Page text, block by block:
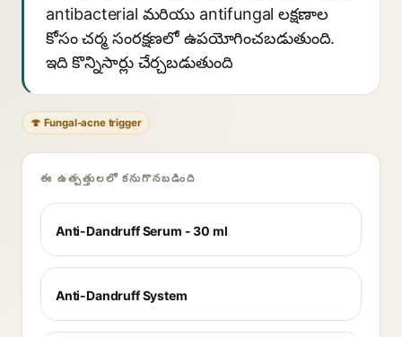
antibacterial మరియు antifungal లక్షణాల
కోసం చర్మ సంరక్షణలో ఉపయోగించబడుతుంది.
ఇది కొన్నిసార్లు చేర్చబడుతుంది
🍄 Fungal-acne trigger
ఈ ఉత్పత్తులలో కనుగొనబడింది
Anti-Dandruff Serum - 30 ml
Anti-Dandruff System